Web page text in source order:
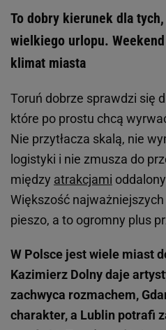
To dobry kierunek dla
wielkiego urlopu.
klimat miasta
Toruń dobrze sprawdzi się
które po prostu chcą
Nie przytłacza skalą, nie
logistyki i nie zmusza do
między atrakcjami
Większość
pieszo, a to ogromny plus
W Polsce jest wiele miast
Kazimierz Dolny daje
zachwyca rozmachem,
charakter, a Lublin potrafi